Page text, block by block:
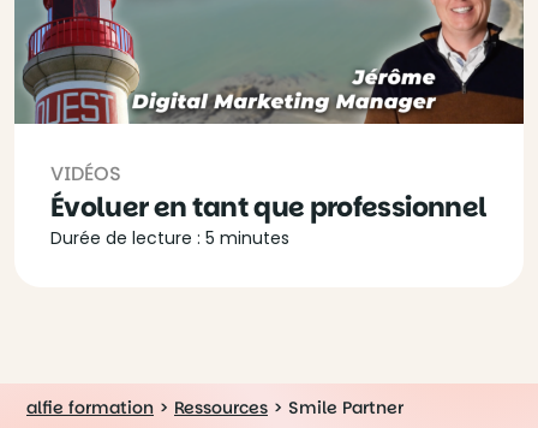
VIDÉOS
Évoluer en tant que professionnel
Durée de lecture : 5 minutes
alfie formation > Ressources > Smile Partner